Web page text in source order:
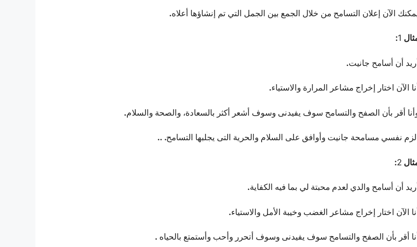
الآن إعلان التسامح من خلال الجمع بين الجمل التي تم إنشاؤها أعلاه.
1
:
أريد أن أسامح جانيت.
أنا الآن اختار إخراج مشاعر المرارة والاستياء.
أقر بأن الصفح والتسامح سوف يفيدنى وسوف أشعر أكثر بالسعادة، والصحة والسلام.
الزم نفسي مسامحة جانيت وأوافق على السلام والحرية التى يجلبها التسامح. ..
2
:
أريد أن أسامح والدي لعدم محبتة لي بما فيه الكفاية.
أنا الآن اختار إخراج مشاعر الغضب وخيبة الأمل والاستياء.
أنا أقر بأن الصفح والتسامح سوف يفيدنى وسوف أتحرر وأحب وأستمتع بالحياه .